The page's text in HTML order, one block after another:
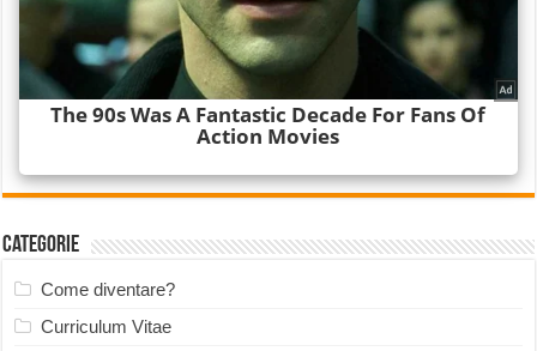
Categorie
Come diventare?
Curriculum Vitae